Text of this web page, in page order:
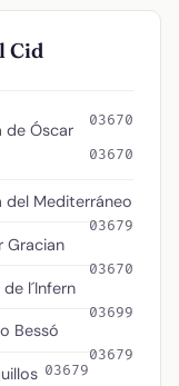
Cid
03670
de Óscar
03670
del Mediterráneo
03679
Gracian
03670
l´Infern
03699
Bessó
03679
03679